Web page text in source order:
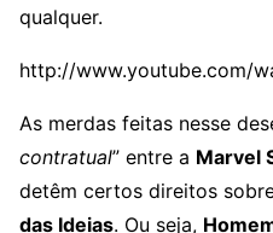
qualquer.
http://www.youtube.com/
As merdas feitas nesse
contratual” entre a Marvel
detêm certos direitos
das Ideias. Ou seja,